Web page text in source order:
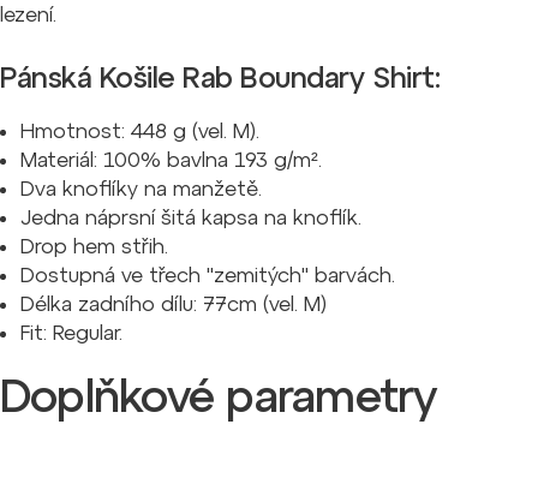
lezení.
Pánská Košile Rab Boundary Shirt:
Hmotnost: 448 g (vel. M).
Materiál: 100% bavlna 193 g/m².
Dva knoflíky na manžetě.
Jedna náprsní šitá kapsa na knoflík.
Drop hem střih.
Dostupná ve třech "zemitých" barvách.
Délka zadního dílu: 77cm (vel. M)
Fit: Regular.
Doplňkové parametry